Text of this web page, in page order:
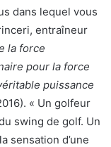
dans lequel vous
entraîneur
la force
pour la force
puissance
« Un golfeur
swing de golf. Un
sensation d’une